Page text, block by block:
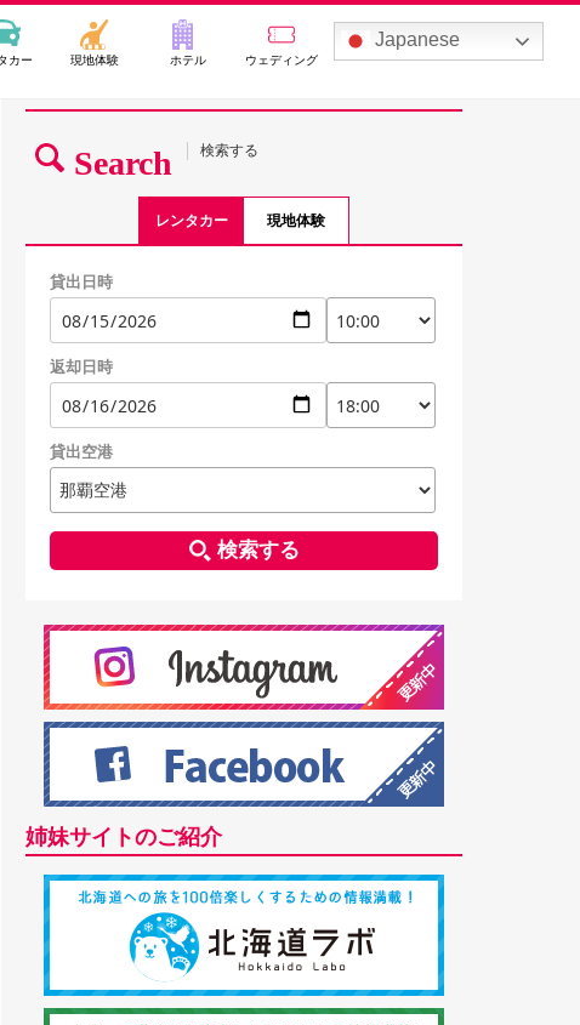
Japanese
カー 現地体験 ホテル ウェディング
Search 検索する
レンタカー 現地体験
貸出日時
返却日時
貸出空港
検索する
姉妹サイトのご紹介